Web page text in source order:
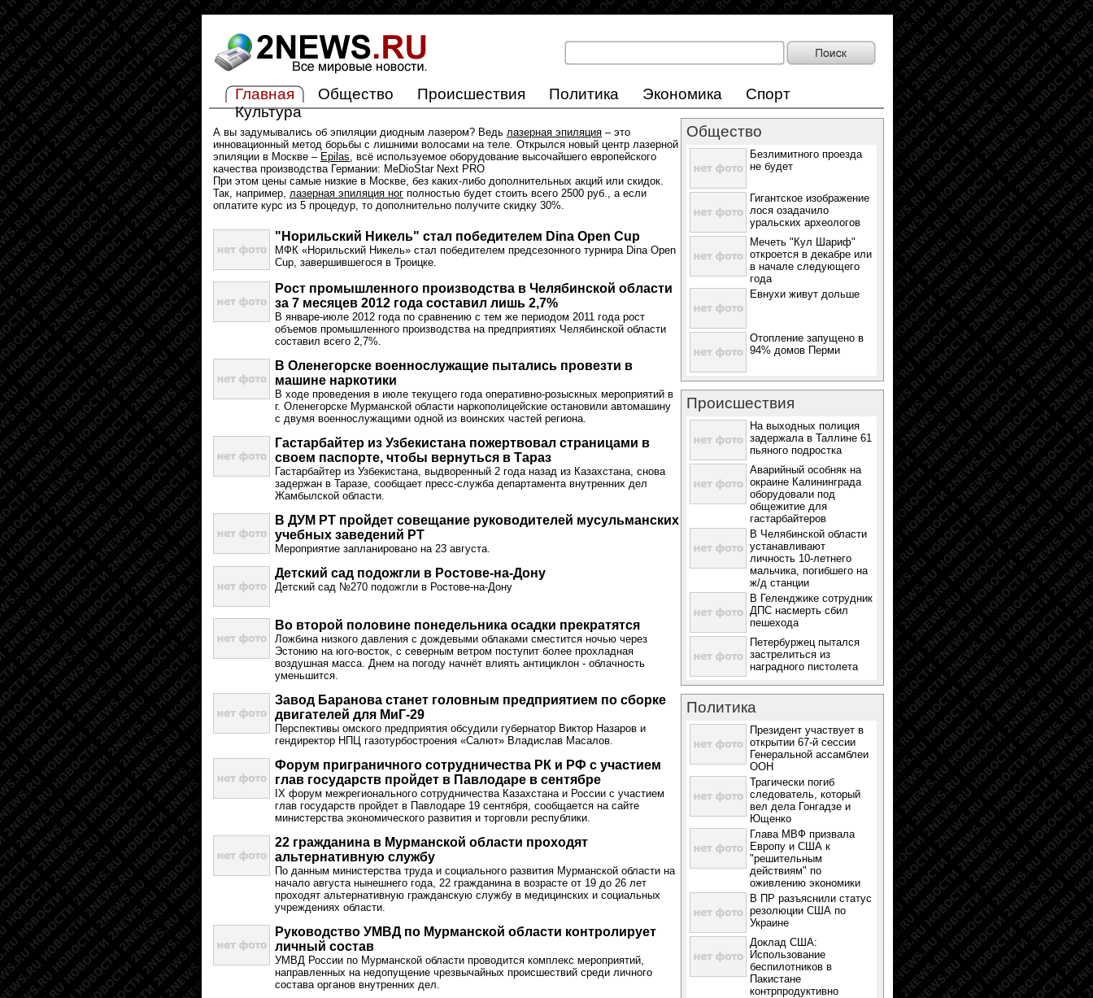
Главная Общество Происшествия Политика Экономика
Спорт
Культура
А вы задумывались об эпиляции диодным лазером? Ведь лазерная эпиляция – это
инновационный метод борьбы с лишними волосами на теле. Открылся новый центр лазерной
эпиляции в Москве – Epilas, всё используемое оборудование высочайшего европейского
качества производства Германии: MeDioStar Next PRO
При этом цены самые низкие в Москве, без каких-либо дополнительных акций или скидок.
Так, например, лазерная эпиляция ног полностью будет стоить всего 2500 руб., а если
оплатите курс из 5 процедур, то дополнительно получите скидку 30%.
"Норильский Никель" стал победителем Dina Open Cup
МФК «Норильский Никель» стал победителем предсезонного турнира Dina Open
Cup, завершившегося в Троицке.
Рост промышленного производства в Челябинской области
за 7 месяцев 2012 года составил лишь 2,7%
В январе-июле 2012 года по сравнению с тем же периодом 2011 года рост
объемов промышленного производства на предприятиях Челябинской области
составил всего 2,7%.
В Оленегорске военнослужащие пытались провезти в
машине наркотики
В ходе проведения в июле текущего года оперативно-розыскных мероприятий в
г. Оленегорске Мурманской области наркополицейские остановили автомашину
с двумя военнослужащими одной из воинских частей региона.
Гастарбайтер из Узбекистана пожертвовал страницами в
своем паспорте, чтобы вернуться в Тараз
Гастарбайтер из Узбекистана, выдворенный 2 года назад из Казахстана, снова
задержан в Таразе, сообщает пресс-служба департамента внутренних дел
Жамбылской области.
В ДУМ РТ пройдет совещание руководителей мусульманских
учебных заведений РТ
Мероприятие запланировано на 23 августа.
Детский сад подожгли в Ростове-на-Дону
Детский сад №270 подожгли в Ростове-на-Дону
Во второй половине понедельника осадки прекратятся
Ложбина низкого давления с дождевыми облаками сместится ночью через
Эстонию на юго-восток, с северным ветром поступит более прохладная
воздушная масса. Днем на погоду начнёт влиять антициклон - облачность
уменьшится.
Завод Баранова станет головным предприятием по сборке
двигателей для МиГ-29
Перспективы омского предприятия обсудили губернатор Виктор Назаров и
гендиректор НПЦ газотурбостроения «Салют» Владислав Масалов.
Форум приграничного сотрудничества РК и РФ с участием
глав государств пройдет в Павлодаре в сентябре
IX форум межрегионального сотрудничества Казахстана и России с участием
глав государств пройдет в Павлодаре 19 сентября, сообщается на сайте
министерства экономического развития и торговли республики.
22 гражданина в Мурманской области проходят
альтернативную службу
По данным министерства труда и социального развития Мурманской области на
начало августа нынешнего года, 22 гражданина в возрасте от 19 до 26 лет
проходят альтернативную гражданскую службу в медицинских и социальных
учреждениях области.
Руководство УМВД по Мурманской области контролирует
личный состав
УМВД России по Мурманской области проводится комплекс мероприятий,
направленных на недопущение чрезвычайных происшествий среди личного
состава органов внутренних дел.
Общество
Безлимитного проезда
не будет
Гигантское изображение
лося озадачило
уральских археологов
Мечеть "Кул Шариф"
откроется в декабре или
в начале следующего
года
Евнухи живут дольше
Отопление запущено в
94% домов Перми
Происшествия
На выходных полиция
задержала в Таллине 61
пьяного подростка
Аварийный особняк на
окраине Калининграда
оборудовали под
общежитие для
гастарбайтеров
В Челябинской области
устанавливают
личность 10-летнего
мальчика, погибшего на
ж/д станции
В Геленджике сотрудник
ДПС насмерть сбил
пешехода
Петербуржец пытался
застрелиться из
наградного пистолета
Политика
Президент участвует в
открытии 67-й сессии
Генеральной ассамблеи
ООН
Трагически погиб
следователь, который
вел дела Гонгадзе и
Ющенко
Глава МВФ призвала
Европу и США к
"решительным
действиям" по
оживлению экономики
В ПР разъяснили статус
резолюции США по
Украине
Доклад США:
Использование
беспилотников в
Пакистане
контрпродуктивно